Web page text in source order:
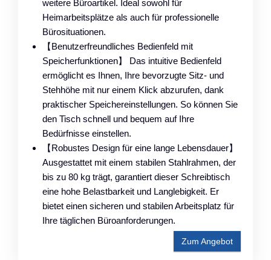
weitere Büroartikel. Ideal sowohl für
Heimarbeitsplätze als auch für professionelle
Bürosituationen.
【Benutzerfreundliches Bedienfeld mit
Speicherfunktionen】 Das intuitive Bedienfeld
ermöglicht es Ihnen, Ihre bevorzugte Sitz- und
Stehhöhe mit nur einem Klick abzurufen, dank
praktischer Speichereinstellungen. So können Sie
den Tisch schnell und bequem auf Ihre
Bedürfnisse einstellen.
【Robustes Design für eine lange Lebensdauer】
Ausgestattet mit einem stabilen Stahlrahmen, der
bis zu 80 kg trägt, garantiert dieser Schreibtisch
eine hohe Belastbarkeit und Langlebigkeit. Er
bietet einen sicheren und stabilen Arbeitsplatz für
Ihre täglichen Büroanforderungen.
Zum Angebot